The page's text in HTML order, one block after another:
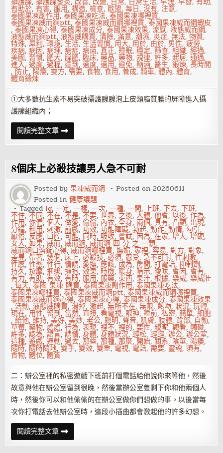
有助於,有害,服用,構造,檢查,歐盟,每日,沒有, 注意,
泰國果凍副作用,泰國果凍吃法,泰國果凍哪裡買,
泰國果凍威而鋼ptt,泰國果凍威而鋼哪裡買,泰國果凍威而鋼蝦皮
,泰國果凍心得,泰國果凍成分,泰國果凍效果,流感,液態威而鋼,
液態威而鋼ptt,液態威購買,清除,滿意,潮濕, 炎症,無法,物質,
特殊,犀利,環境,生活,生活習慣, 用大, 用於, 由於, 男性,疲勞,
疾病,病因,病理,病症,病菌,真正, 睡眠,穩定,篩查,組織,經過,
美國, 習慣,肥大,腺肥, 臨床,藥品,藥物,規律,許多,起居,通過,
進入,過度,過程,達到,適度,適用,避免,酗酒,醫生,鍛煉,長時間
, 防止, 陽痿,雙方,需要,食物,食用,養成,騎車,體內,體育,
體育鍛煉
①大多數抗生素不易突破攝護腺腺泡上皮類脂質膜的屏障進入攝
護腺組織內；
閱讀完整文章棘
手
的
護
腺
發
炎
治
療
8個床上必殺技讓男人急不可耐
Posted by果凍威而鋼 Posted on20260611
Posted in健康議題
Tagged ig,一定,一樣,一次,一種,一間,上班,下去,下班,
不住,不同,不在,不是,不要,世界, 之後,人體,他會,以後,作為,
作用,你們,個人,做愛,偷偷, 內衣,全身, 兩個,具有, 凸顯, 出現,
分鐘,利用,刺激,前戲,功效,功能障礙,勃起,動作,動情,勾引,
厭倦, 反應, 口腔,可能, 同時, 吸收, 嘗試, 因為,在家,增大,增硬,
女人,如果,威而,威而鋼,威而鋼 四 分 之 一顆,
威而鋼口溶錠心得,威而鋼哪裡買,嫵媚, 家裡,容易,對方,對象,
差異,帶著,幾個,床上,必殺技,必須, 忍受,急不可耐,性刺激,
性感,性慾,性行,情調, 愛撫,應該, 成為,房間,打電話,抑制劑,
持久,按摩,捆綁,擁抱,效果, 時機, 暖身, 暗示, 曖昧, 會因, 會有,
有力,有助,有效,有時,服用,服藥,東西,果汁,根據,樂威,樂威壯
,每天,泰國 果凍 購買,泰國果凍副作用,泰國果凍吃法,
泰國果凍哪裡買,泰國果凍威而鋼ptt,泰國果凍威而鋼哪裡買,
泰國果凍威而鋼心得,泰國果凍心得,泰國果凍成分,泰國果凍效果
,活動,液態威購買,滑掉,激起,無所不在,無限,熱吻,狀況,玩轉,
現在, 用性, 留到, 當然,直接,看電視, 眼神, 睡前,私密,簡單,細胞
,給他,維持,美好,美妙,老公,聰明,聲音,肌膚,肢體, 背部, 自動,
草莓,藥物,處處,行為,表現,裡不,裡的,要性,親昵,觀看,觸碰,
許多,認為,語言,調情,身體,身體狀況,輕松,輕輕,辦公,辦公室,
這種,遊戲,運動,過去,那些,那種,那麼, 開始, 關系, 陰莖, 陽痿,
隨時, 隨時隨地,雙手,雙效,雙重, 電視, 電話, 需要, 靈魂,須有,
食物,體位,體質
二：辦公室裡的私密遊戲下班前打個電話給他說你來等他，然後
故意與他在辦公室留到很晚，然後當辦公室隻剩下你和他兩個人
時，然後你可以和他偷偷的在辦公室做你們想做的事。以後當每
次你打電話去他辦公室時，這段小插曲都會激起他的許多幻想。
閱讀完整文章8
個
床